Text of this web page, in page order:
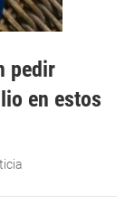
pedir
en estos